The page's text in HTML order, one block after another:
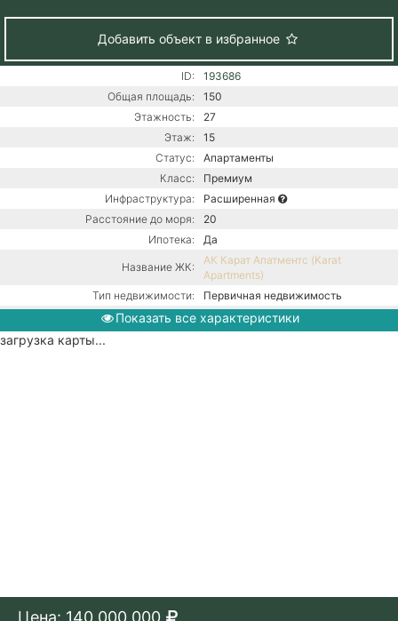
Добавить объект в избранное
ID:
193686
Общая площадь:
150
Этажность:
27
Этаж:
15
Статус:
Апартаменты
Класс:
Премиум
Инфраструктура:
Расширенная
Расстояние до моря:
20
Ипотека:
Да
Название ЖК:
АК Карат Апатментс (Karat
Apartments)
Тип недвижимости:
Первичная недвижимость
Кол-во комнат:
2х-комнатная
Показать все характеристики
загрузка карты...
Цена: 140 000 000